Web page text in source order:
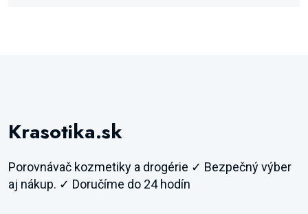
Krasotika.sk
Porovnávač kozmetiky a drogérie ✓ Bezpečný výber
aj nákup. ✓ Doručíme do 24 hodín